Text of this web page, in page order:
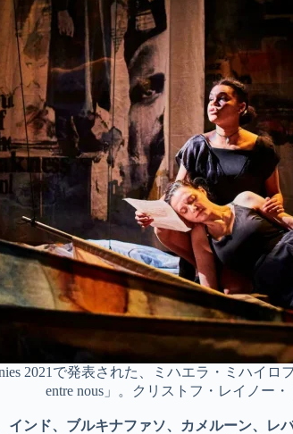
2021で発表された、ミハエラ・ミハイロ
entre nous」。クリストフ・レイノー・
インド、ブルキナファソ、カメルーン、レ